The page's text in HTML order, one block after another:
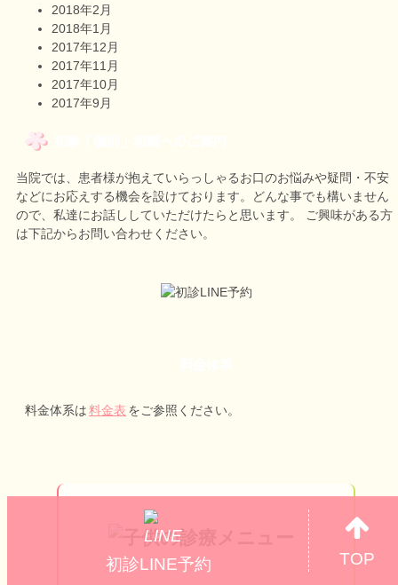
2018年2月
2018年1月
2017年12月
2017年11月
2017年10月
2017年9月
当院では、患者様が抱えていらっしゃるお口のお悩みや疑問・不安
などにお応えする機会を設けております。どんな事でも構いません
ので、私達にお話ししていただけたらと思います。 ご興味がある方
は下記からお問い合わせください。
料金体系は料金表 をご参照ください。
初診LINE予約 TOP